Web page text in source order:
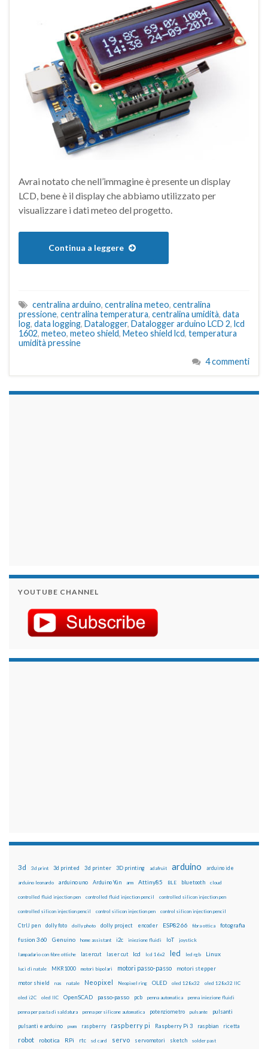
Avrai notato che nell’immagine è presente un display
LCD, bene è il display che abbiamo utilizzato per
visualizzare i dati meteo del progetto.
Continua a leggere
centralina arduino, centralina meteo, centralina
pressione, centralina temperatura, centralina umidità, data
log, data logging, Datalogger, Datalogger arduino LCD 2, lcd
1602, meteo, meteo shield, Meteo shield lcd, temperatura
umidità pressine
4 commenti
YOUTUBE CHANNEL
3d 3d print 3d printed 3d printer 3D printing adafruit arduino arduino ide
arduino leonardo arduino uno Arduino Yún arm Attiny85 BLE bluetooth cloud
controlled fluid injection pen controlled fluid injection pencil controlled silicon injection pen
controlled silicon injection pencil control silicon injection pen control silicon injection pencil
CtrlJ pen dolly foto dolly photo dolly project encoder ESP8266 fibra ottica fotografia
fusion 360 Genuino home assistant i2c iniezione fluidi IoT joystick
lampadario con fibre ottiche lasercut laser cut lcd lcd 16x2 led led rgb Linux
luci di natale MKR1000 motori bipolari motori passo-passo motori stepper
motor shield nas natale Neopixel Neopixel ring OLED oled 128x32 oled 128x32 IIC
oled i2C oled IIC OpenSCAD passo-passo pcb penna automatica penna iniezione fluidi
penna per pasta di saldatura penna per silicone automatica potenziometro pulsante pulsanti
pulsanti e arduino pwm raspberry raspberry pi Raspberry Pi 3 raspbian ricetta
robot robotica RPi rtc sd card servo servomotori sketch solder past